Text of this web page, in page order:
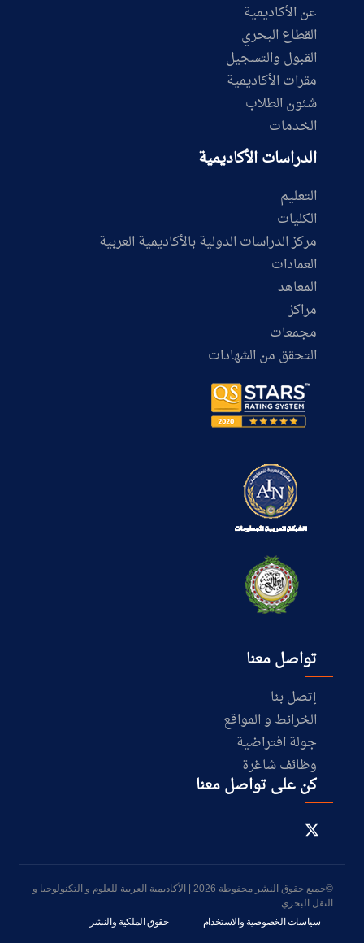
عن الأكاديمية
القطاع البحري
القبول والتسجيل
مقرات الأكاديمية
شئون الطلاب
الخدمات
الدراسات الأكاديمية
التعليم
الكليات
مركز الدراسات الدولية بالأكاديمية العربية
العمادات
المعاهد
مراكز
مجمعات
التحقق من الشهادات
تواصل معنا
إتصل بنا
الخرائط و المواقع
جولة افتراضية
وظائف شاغرة
كن على تواصل معنا
©جميع حقوق النشر محفوظة 2026 | الأكاديمية العربية للعلوم و التكنولوجيا و
النقل البحري
سياسات الخصوصية والاستخدام
حقوق الملكية والنشر